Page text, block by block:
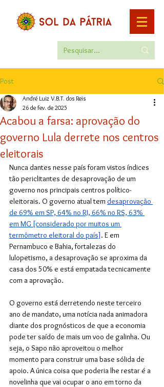
Post
Acabou a farsa: aprovação do
governo Lula derrete nos centros
eleitorais
André Luiz V.B.T. dos Reis
26 de fev. de 2025
Nunca dantes nesse país foram vistos índices
tão periclitantes de desaprovação de um
governo nos principais centros político-
eleitorais. O governo atual tem desaprovação
de 69% em SP, 64% no RJ, 66% no RS, 63%
em MG [considerado por muitos um
termômetro eleitoral do país]. E em
Pernambuco e Bahia, fortalezas do
lulopetismo, a desaprovação se aproxima da
casa dos 50% e está empatada tecnicamente
com a aprovação.
O governo está derretendo neste terceiro
ano de mandato, uma notícia nada animadora
diante dos prognósticos de que a economia
pode ter saído de mais um voo de galinha. Ou
seja, o Sapo não aproveitou o melhor
momento para construir uma base sólida de
apoio. A única coisa que poderia lhe restar é a
novelinha que vai ocupar o ano em torno da